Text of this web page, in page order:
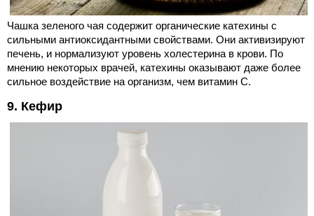
Чашка зеленого чая содержит органические катехины с
сильными антиоксидантными свойствами. Они активизируют
печень, и нормализуют уровень холестерина в крови. По
мнению некоторых врачей, катехины оказывают даже более
сильное воздействие на организм, чем витамин С.
9. Кефир